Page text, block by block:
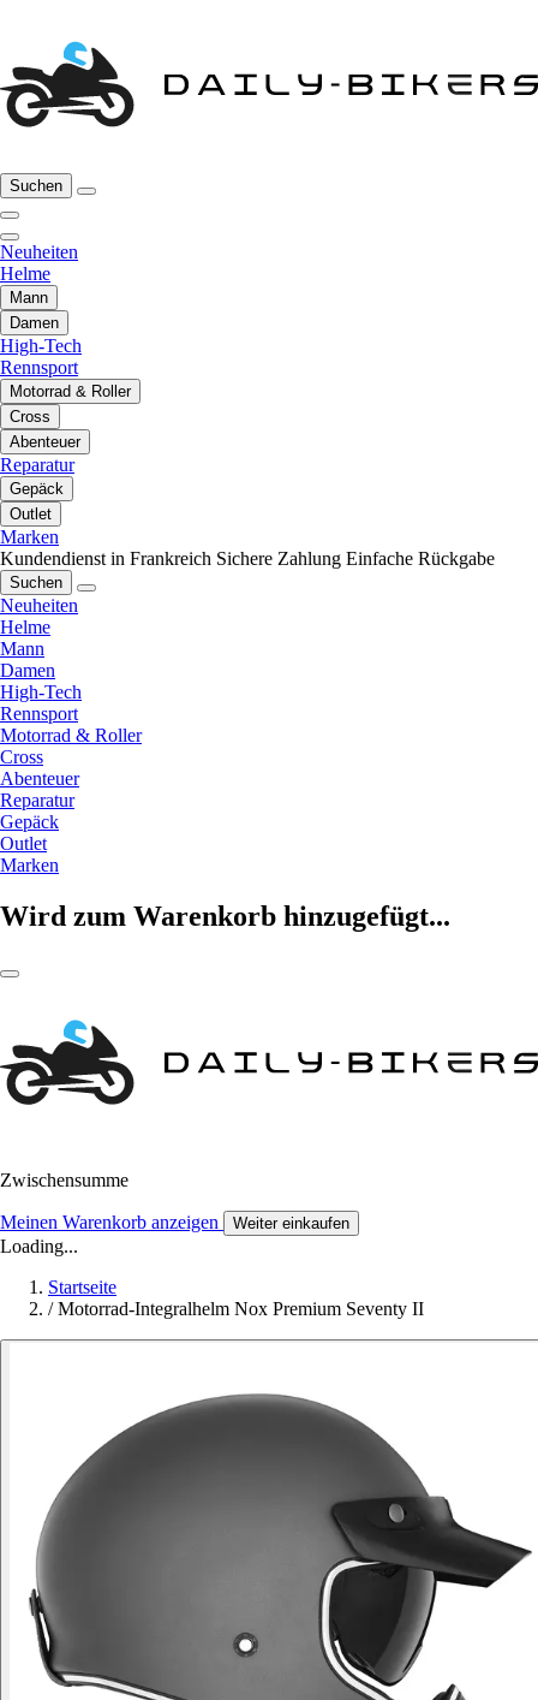
Suchen
Neuheiten
Helme
Mann
Damen
High-Tech
Rennsport
Motorrad & Roller
Cross
Abenteuer
Reparatur
Gepäck
Outlet
Marken
Kundendienst in Frankreich Sichere Zahlung Einfache Rückgabe
Suchen
Neuheiten
Helme
Mann
Damen
High-Tech
Rennsport
Motorrad & Roller
Cross
Abenteuer
Reparatur
Gepäck
Outlet
Marken
Wird zum Warenkorb hinzugefügt...
Zwischensumme
Meinen Warenkorb anzeigen Weiter einkaufen
Loading...
Startseite
/ Motorrad-Integralhelm Nox Premium Seventy II